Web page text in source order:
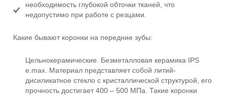
необходимость глубокой обточки тканей, что
недопустимо при работе с резцами.
Какие бывают коронки на передние зубы:
Цельнокерамические. Безметалловая керамика IPS
e.max. Материал представляет собой литий-
дисиликатное стекло с кристаллической структурой, его
прочность достигает 400 – 500 МПа. Такие коронки